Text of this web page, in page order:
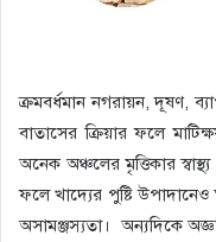
ক্রমবর্ধমান নগরায়ন, দূষণ,
বাতাসের ক্রিয়ার ফলে
অনেক অঞ্চলের মৃত্তিকার
ফলে খাদ্যের পুষ্টি উপাদানেও
অসামঞ্জস্যতা। অন্যদিকে